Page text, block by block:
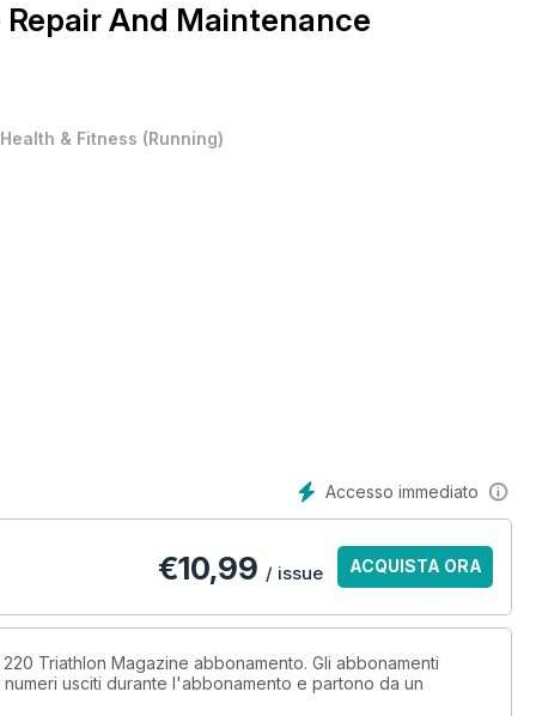
Repair And Maintenance
Health & Fitness (Running)
Accesso immediato
€10,99 / issue ACQUISTA ORA
Triathlon Magazine abbonamento. Gli abbonamenti
usciti durante l'abbonamento e partono da un